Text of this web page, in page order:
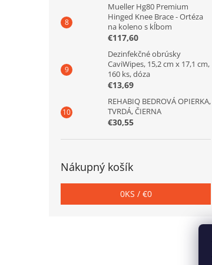
Mueller Hg80 Premium
Hinged Knee Brace - Ortéza
na koleno s kĺbom
€117,60
Dezinfekčné obrúsky
CaviWipes, 15,2 cm x 17,1 cm,
160 ks, dóza
€13,69
REHABIQ BEDROVÁ OPIERKA,
TVRDÁ, ČIERNA
€30,55
Nákupný košík
0KS / €0